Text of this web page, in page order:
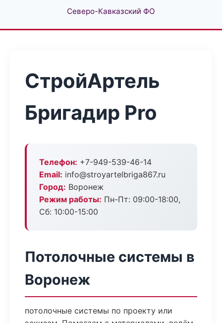
Северо-Кавказский ФО
СтройАртель
Бригадир Pro
Телефон: +7-949-539-46-14
Email: info@stroyartelbriga867.ru
Город: Воронеж
Режим работы: Пн-Пт: 09:00-18:00,
Сб: 10:00-15:00
Потолочные системы в
Воронеж
потолочные системы по проекту или